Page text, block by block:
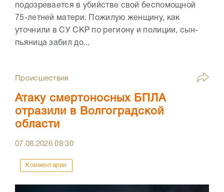
подозревается в убийстве свой беспомощной
75-летней матери. Пожилую женщину, как
уточнили в СУ СКР по региону и полиции, сын-
пьяница забил до...
Происшествия
Атаку смертоносных БПЛА
отразили в Волгоградской
области
07.08.202608:30
Комментарии